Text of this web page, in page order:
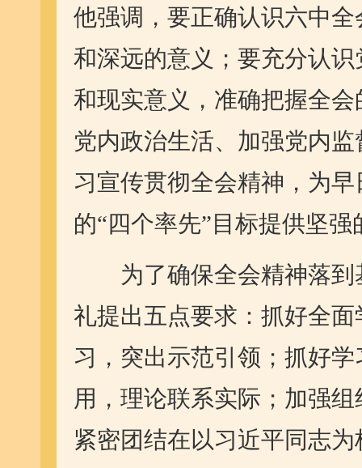
他强调，要正确认识六中
和深远的意义；要充分认
和现实意义，准确把握全
党内政治生活、加强党内
习宣传贯彻全会精神，为
的“四个率先”目标提供坚
为了确保全会精神落到
礼提出五点要求：抓好全
习，突出示范引领；抓好
用，理论联系实际；加强
紧密团结在以习近平同志